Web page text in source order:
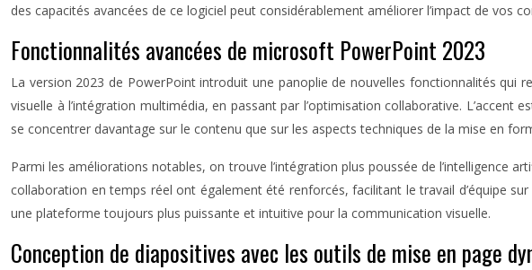
des capacités avancées de ce logiciel peut considérablement améliorer l’impact de vos
Fonctionnalités avancées de microsoft PowerPoint 2023
La version 2023 de PowerPoint introduit une panoplie de nouvelles fonctionnalités
visuelle à l’intégration multimédia, en passant par l’optimisation collaborative.
se concentrer davantage sur le contenu que sur les aspects techniques de la mise en
Parmi les améliorations notables, on trouve l’intégration plus poussée de l’intelligence
collaboration en temps réel ont également été renforcés, facilitant le travail d’équipe
une plateforme toujours plus puissante et intuitive pour la communication visuelle.
Conception de diapositives avec les outils de mise en page